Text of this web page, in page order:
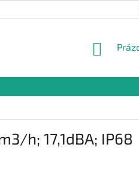
h; 17,1dBA; IP68